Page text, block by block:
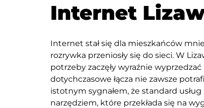
Internet
Internet stał się dla mieszkańców
rozrywka przeniosły się do sieci. W
potrzeby zaczęły wyraźnie
dotychczasowe łącza nie zawsze
istotnym sygnałem, że standard
narzędziem, które przekłada się na